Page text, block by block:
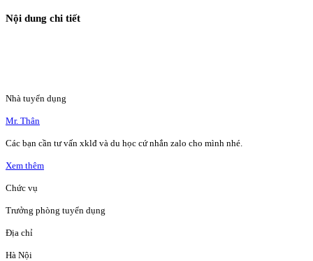
Nội dung chi tiết
Nhà tuyển dụng
Mr. Thân
Các bạn cần tư vấn xklđ và du học cứ nhắn zalo cho mình nhé.
Xem thêm
Chức vụ
Trưởng phòng tuyển dụng
Địa chỉ
Hà Nội